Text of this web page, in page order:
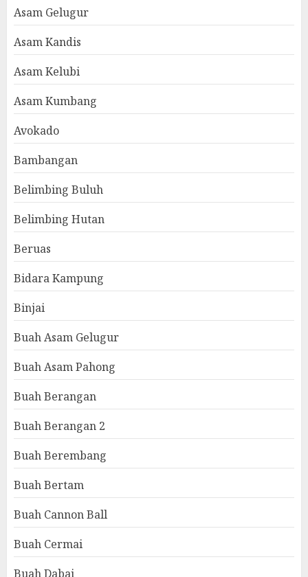
Asam Gelugur
Asam Kandis
Asam Kelubi
Asam Kumbang
Avokado
Bambangan
Belimbing Buluh
Belimbing Hutan
Beruas
Bidara Kampung
Binjai
Buah Asam Gelugur
Buah Asam Pahong
Buah Berangan
Buah Berangan 2
Buah Berembang
Buah Bertam
Buah Cannon Ball
Buah Cermai
Buah Dabai